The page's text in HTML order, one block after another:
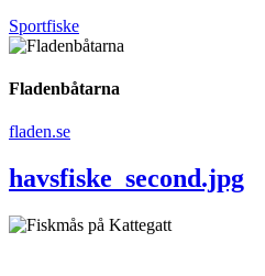
Sportfiske
Fladenbåtarna
fladen.se
havsfiske_second.jpg